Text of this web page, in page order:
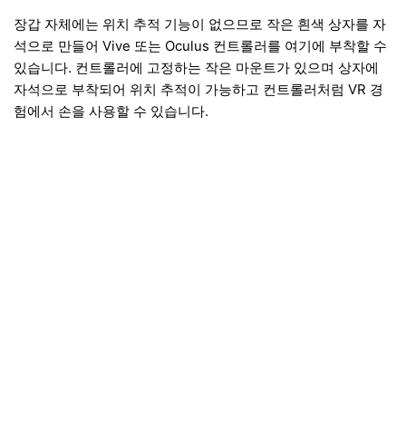
장갑 자체에는 위치 추적 기능이 없으므로 작은 흰색 상자를 자
석으로 만들어 Vive 또는 Oculus 컨트롤러를 여기에 부착할 수
있습니다. 컨트롤러에 고정하는 작은 마운트가 있으며 상자에
자석으로 부착되어 위치 추적이 가능하고 컨트롤러처럼 VR 경
험에서 손을 사용할 수 있습니다.